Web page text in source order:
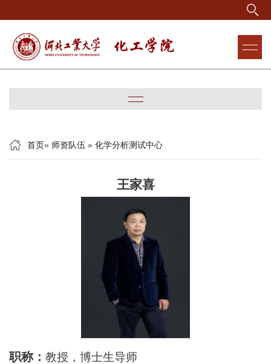
首页» 师资队伍 » 化学分析测试中心
王家喜
职称： 教授，博士生导师